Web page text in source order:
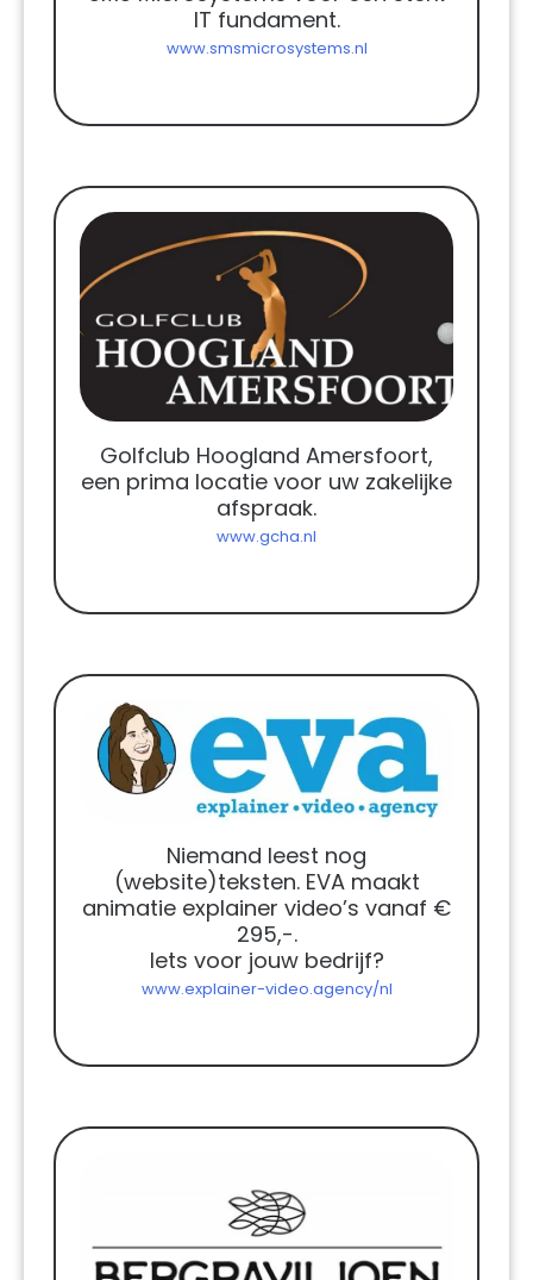
IT fundament.
www.smsmicrosystems.nl
Golfclub Hoogland Amersfoort,
een prima locatie voor uw zakelijke
afspraak.
www.gcha.nl
Niemand leest nog
(website)teksten. EVA maakt
animatie explainer video’s vanaf €
295,-.
Iets voor jouw bedrijf?
www.explainer-video.agency/nl